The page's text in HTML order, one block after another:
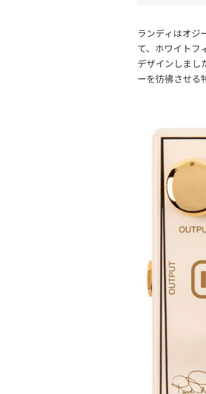
ランディはオジ
て、ホワイトフ
デザインしまし
ーを彷彿させる